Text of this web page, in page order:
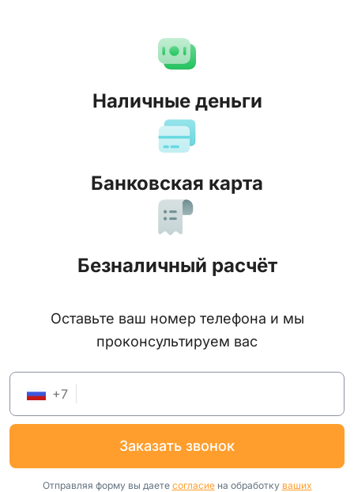
Наличные деньги
Банковская карта
Безналичный расчёт
Оставьте ваш номер телефона и мы
проконсультируем вас
+7
заказать звонок
Отправляя форму вы даете согласиена обработку ваших